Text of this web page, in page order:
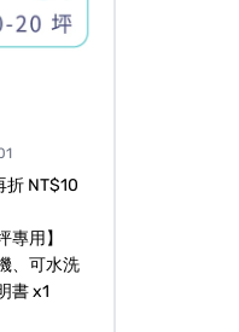
NT$10
專用】
、可水洗
書 x1